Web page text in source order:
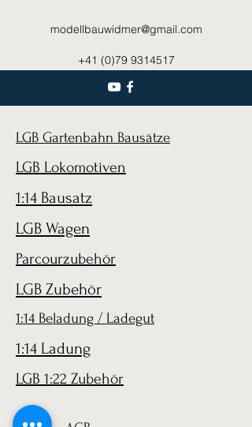
modellbauwidmer@gmail.com
+41 (0)79 9314517
LGB Gartenbahn Bausätze
LGB Lokomotiven
1:14 Bausatz
LGB Wagen
Parcourzubehör
LGB Zubehör
1:14 Beladung / Ladegut
1:14 Ladung
LGB 1:22 Zubehör